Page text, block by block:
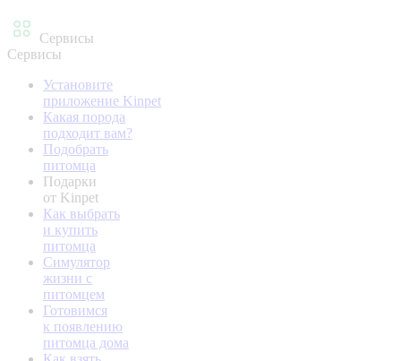
Сервисы
Сервисы
Установите
приложение Kinpet
Какая порода
подходит вам?
Подобрать
питомца
Подарки
от Kinpet
Как выбрать
и купить
питомца
Симулятор
жизни с
питомцем
Готовимся
к появлению
питомца дома